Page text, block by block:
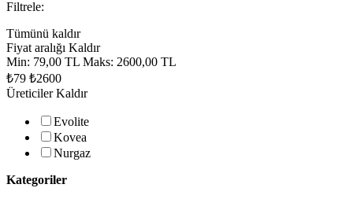
Filtrele:
Tümünü kaldır
Fiyat aralığı Kaldır
Min: 79,00 TL Maks: 2600,00 TL
₺79 ₺2600
Üreticiler Kaldır
Evolite
Kovea
Nurgaz
Kategoriler